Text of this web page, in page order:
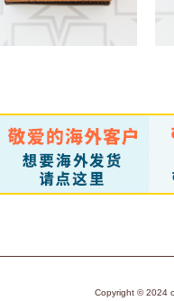
Copyright © 2024